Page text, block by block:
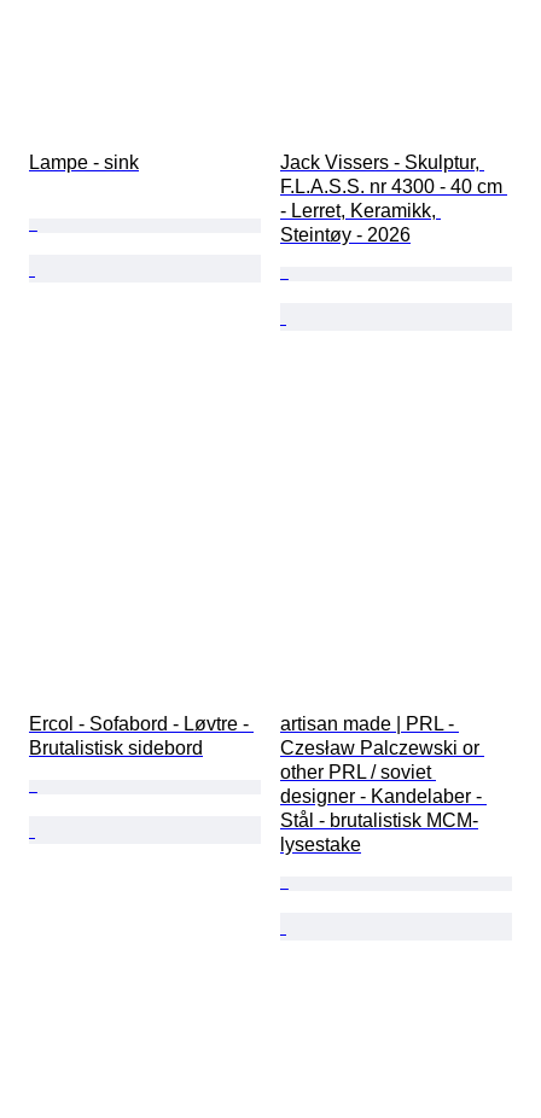
Lampe - sink
Jack Vissers - Skulptur,
F.L.A.S.S. nr 4300 - 40 cm
- Lerret, Keramikk,
Steintøy - 2026
Ercol - Sofabord - Løvtre -
Brutalistisk sidebord
artisan made | PRL -
Czesław Palczewski or
other PRL / soviet
designer - Kandelaber -
Stål - brutalistisk MCM-
lysestake